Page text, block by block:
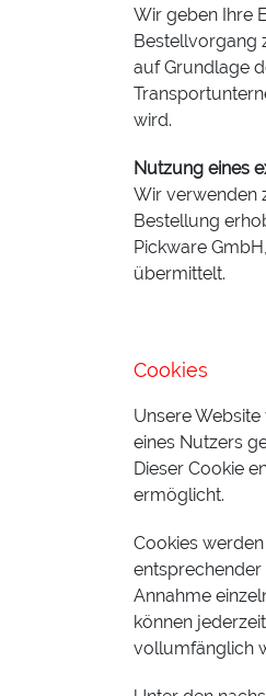
Wir geben Ihre
Bestellvorgang
auf Grundlage
wird.
Nutzung eines
Wir verwenden
Bestellung
Pickware
übermittelt.
Cookies
Unsere
eines Nutzers
Dieser Cookie
ermöglicht.
Cookies
entsprechender
Annahme
können
vollumfänglich